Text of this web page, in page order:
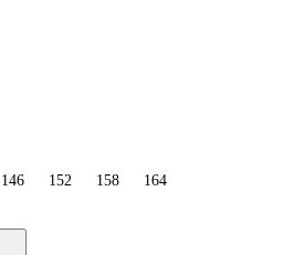
146 152 158 164